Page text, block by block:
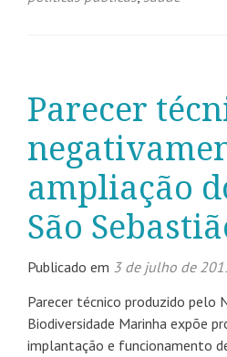
Parecer
ampliação
São
Publicado em 3 de julho de
Parecer técnico produzido pelo
Biodiversidade Marinha expõe
implantação e funcionamento